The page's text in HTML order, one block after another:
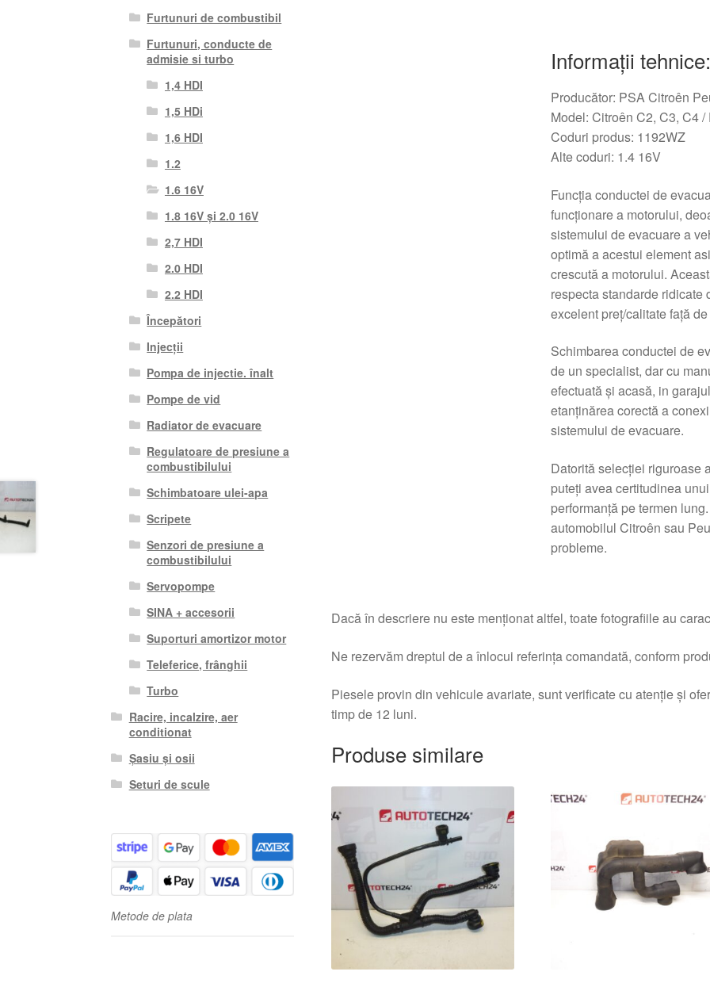
Informaţii
Producător: PSA Citroên
Model: Citroên C2, C3, C4
Coduri produs: 1192WZ
Alte coduri: 1.4 16V
Funcţia conductei de
funcţionare a motorului,
sistemului de evacuare a
optimă a acestui element
crescută a motorului.
respecta standarde ridicate
excelent preț/calitate față
Schimbarea conductei de
de un specialist, dar cu
efectuată și acasă, in
etanținărea corectă a
sistemului de evacuare.
Datorită selecţiei riguroase
puteţi avea certitudinea
performanţă pe termen
automobilul Citroên sau
probleme.
Dacă în descriere nu este menționat altfel, toate fotografiile au
Ne rezervăm dreptul de a înlocui referința comandată, conform
Piesele provin din vehicule avariate, sunt verificate cu atenție și
timp de 12 luni.
Produse similare
Furtunuri de combustibil
Furtunuri, conducte de
admisie si turbo
1,4 HDI
1,5 HDi
1,6 HDI
1.2
1.6 16V
1.8 16V și 2.0 16V
2,7 HDI
2.0 HDI
2.2 HDI
Începători
Injecții
Pompa de injectie. înalt
Pompe de vid
Radiator de evacuare
Regulatoare de presiune a
combustibilului
Schimbatoare ulei-apa
Scripete
Senzori de presiune a
combustibilului
Servopompe
SINA + accesorii
Suporturi amortizor motor
Teleferice, frânghii
Turbo
Racire, incalzire, aer
conditionat
Șasiu și osii
Seturi de scule
Metode de plata